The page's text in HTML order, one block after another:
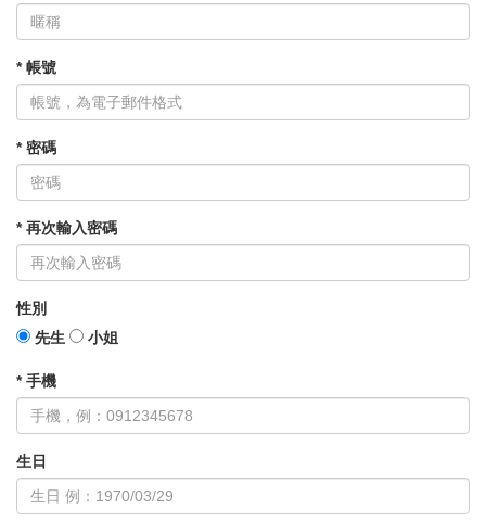
* 帳號
* 密碼
* 再次輸入密碼
性別
先生
小姐
* 手機
生日